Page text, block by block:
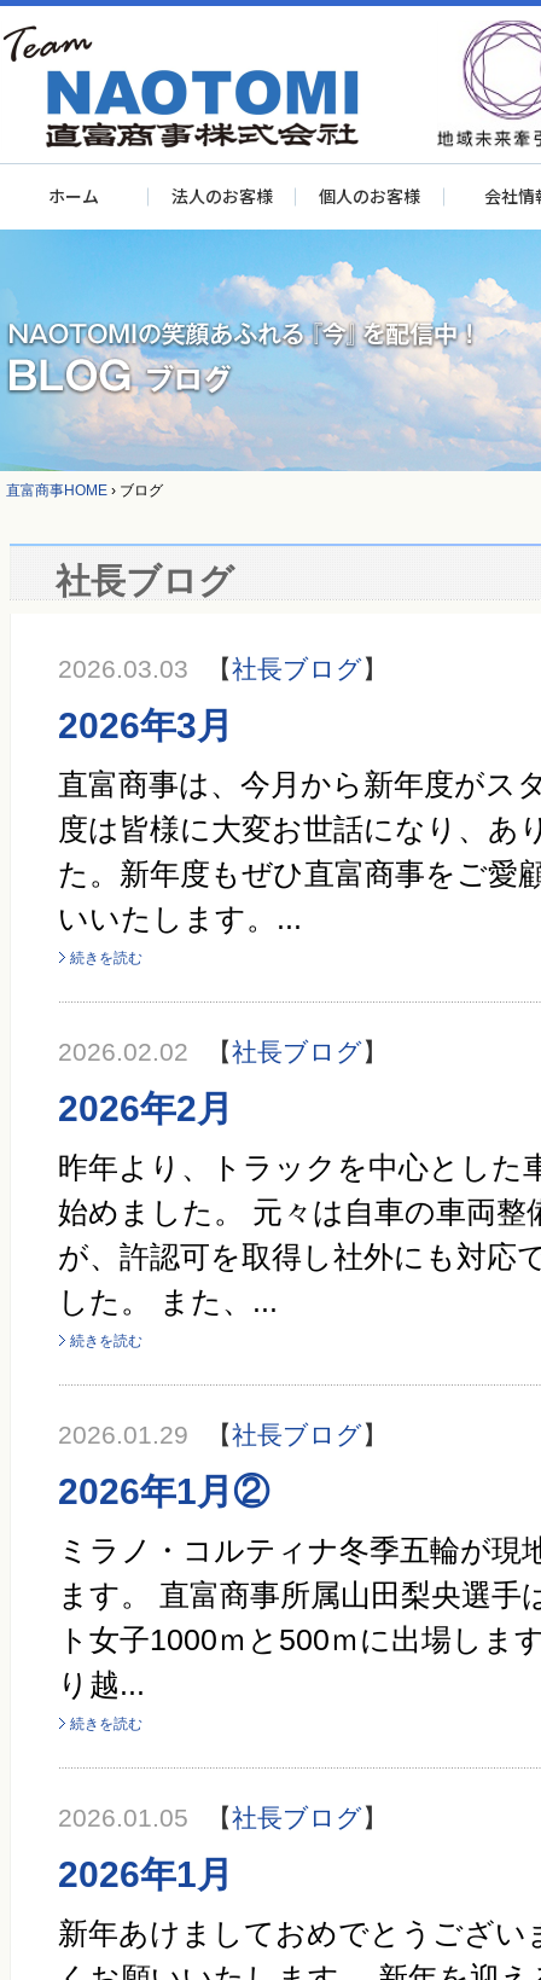
ホーム 法人のお客様 個人のお客様 会社情
直富商事HOME › ブログ
社長ブログ
2026.03.03 【社長ブログ】
2026年3月
直富商事は、今月から新年度がス
度は皆様に大変お世話になり、あ
た。新年度もぜひ直富商事をご愛
いいたします。...
続きを読む
2026.02.02 【社長ブログ】
2026年2月
昨年より、トラックを中心とした
始めました。 元々は自車の車両
が、許認可を取得し社外にも対応
した。 また、...
続きを読む
2026.01.29 【社長ブログ】
2026年1月②
ミラノ・コルティナ冬季五輪が現
ます。 直富商事所属山田梨央選手
ト女子1000ｍと500ｍに出場しま
り越...
続きを読む
2026.01.05 【社長ブログ】
2026年1月
新年あけましておめでとうござい